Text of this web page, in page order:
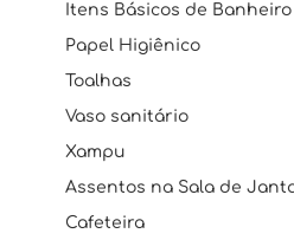
Itens Básicos de Banheiro
Papel Higiênico
Toalhas
Vaso sanitário
Xampu
Assentos na Sala de
Cafeteira